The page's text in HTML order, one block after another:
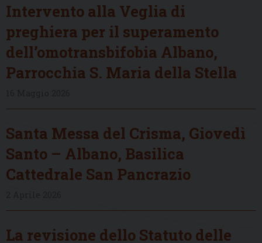
Intervento alla Veglia di
preghiera per il superamento
dell’omotransbifobia Albano,
Parrocchia S. Maria della Stella
Santa Messa del Crisma, Giovedì
Santo – Albano, Basilica
Cattedrale San Pancrazio
La revisione dello Statuto delle